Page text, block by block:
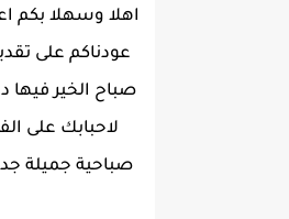
اهلا وسهلا بكم
عودناكم على
صباح الخير
لاحبابك على
صباحية جميلة